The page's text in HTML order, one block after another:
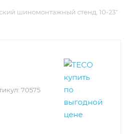
шиномонтажный стенд, 10-23"
70575